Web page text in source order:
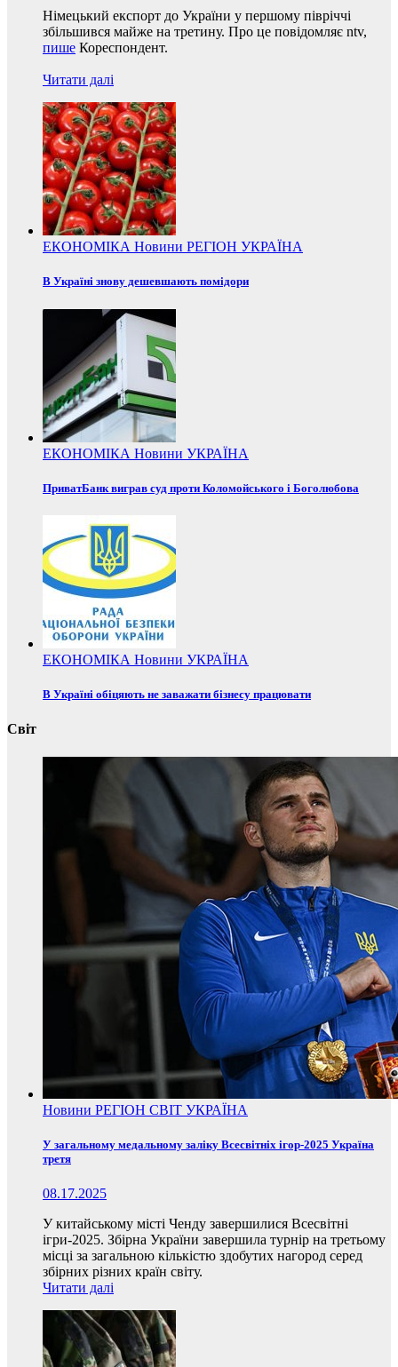
Німецький експорт до України у першому півріччі
збільшився майже на третину. Про це повідомляє ntv,
пише Кореспондент.
Читати далі
ЕКОНОМІКА Новини РЕГІОН УКРАЇНА
В Україні знову дешевшають помідори
ЕКОНОМІКА Новини УКРАЇНА
ПриватБанк виграв суд проти Коломойського і Боголюбова
ЕКОНОМІКА Новини УКРАЇНА
В Україні обіцяють не заважати бізнесу працювати
Світ
Новини РЕГІОН СВІТ УКРАЇНА
У загальному медальному заліку Всесвітніх ігор-2025 Україна
третя
08.17.2025
У китайському місті Ченду завершилися Всесвітні
ігри-2025. Збірна України завершила турнір на третьому
місці за загальною кількістю здобутих нагород серед
збірних різних країн світу.
Читати далі